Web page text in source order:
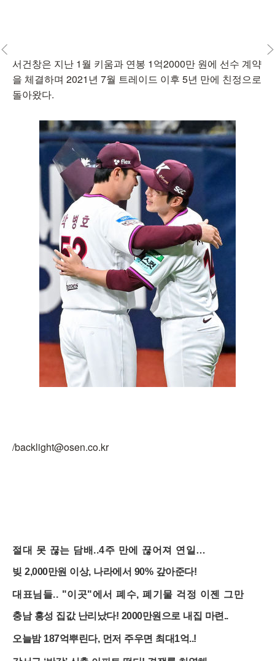
서건창은 지난 1월 키움과 연봉 1억2000만 원에 선수 계약
을 체결하며 2021년 7월 트레이드 이후 5년 만에 친정으로
돌아왔다.
/backlight@osen.co.kr